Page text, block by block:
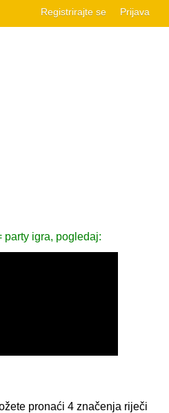
Registrirajte se Prijava
party igra, pogledaj:
pronaći 4 značenja riječi